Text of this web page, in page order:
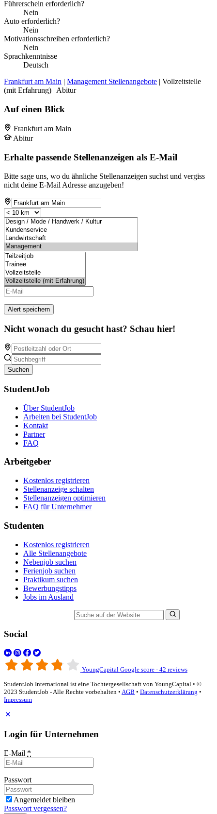
Führerschein erforderlich?
Nein
Auto erforderlich?
Nein
Motivationsschreiben erforderlich?
Nein
Sprachkenntnisse
Deutsch
Frankfurt am Main | Management Stellenangebote | Vollzeitstelle
(mit Erfahrung) | Abitur
Auf einen Blick
Frankfurt am Main
Abitur
Erhalte passende Stellenanzeigen als E-Mail
Bitte sage uns, wo du ähnliche Stellenanzeigen suchst und vergiss
nicht deine E-Mail Adresse anzugeben!
Alert speichern
Nicht wonach du gesucht hast? Schau hier!
Suchen
StudentJob
Über StudentJob
Arbeiten bei StudentJob
Kontakt
Partner
FAQ
Arbeitgeber
Kostenlos registrieren
Stellenanzeige schalten
Stellenanzeigen optimieren
FAQ für Unternehmer
Studenten
Kostenlos registrieren
Alle Stellenangebote
Nebenjob suchen
Ferienjob suchen
Praktikum suchen
Bewerbungstipps
Jobs im Ausland
Social
YoungCapital Google score - 42 reviews
StudentJob International ist eine Tochtergesellschaft von YoungCapital • ©
2023 StudentJob - Alle Rechte vorbehalten • AGB • Datenschutzerklärung •
Impressum
Login für Unternehmen
E-Mail *
Passwort
Angemeldet bleiben
Passwort vergessen?